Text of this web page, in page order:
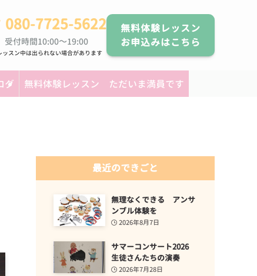
080-7725-5622
受付時間10:00～19:00
スン中は出られない場合があります
無料体験レッスン
お申込みはこちら
グ 無料体験レッスン ただいま満員です
最近のできごと
無理なくできる アンサ
ンブル体験を
2026年8月7日
サマーコンサート2026
生徒さんたちの演奏
2026年7月28日